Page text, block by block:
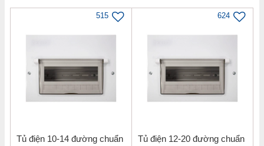
515
Tủ điện 10-14 đường chuẩn
624
Tủ điện 12-20 đường chuẩn